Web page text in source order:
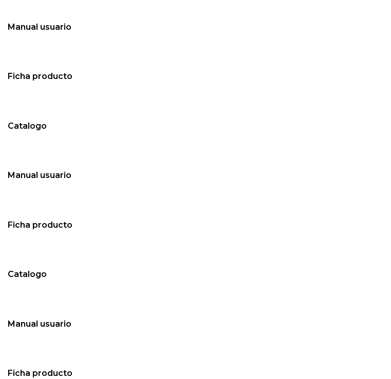
Manual usuario
Ficha producto
Catalogo
Manual usuario
Ficha producto
Catalogo
Manual usuario
Ficha producto